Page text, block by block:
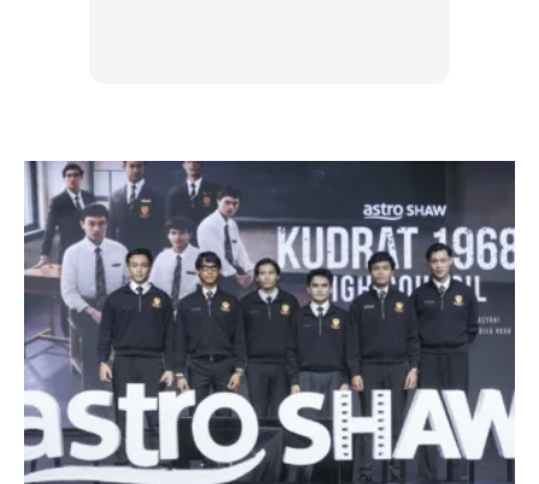
Kesilapan 2 : Latihan yang sama
Jurulatih kecergasan sepatutnya pakar dalam melatih
kecergasan. Kecergasan bermaksud kebolehan untuk
melakukan pelbagai komponen dan aktiviti. Terdapat lima
komponen kecergasan fizikal berasaskan kesihatan (health
related fitness). Fitness trainer seharusnya mengamalkan
serta menerapkan lima komponen wajib ini dalam melatih
pelanggannya iaitu daya tahan kardiorispitori, kekuatan
otot, daya tahan otot, komposisi lemak badan, kelenturan